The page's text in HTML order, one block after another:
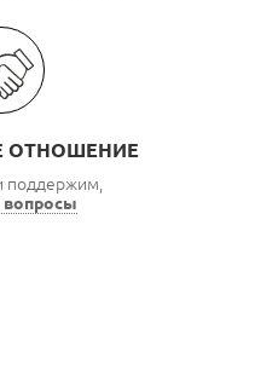
ОТНОШЕНИЕ
поддержим,